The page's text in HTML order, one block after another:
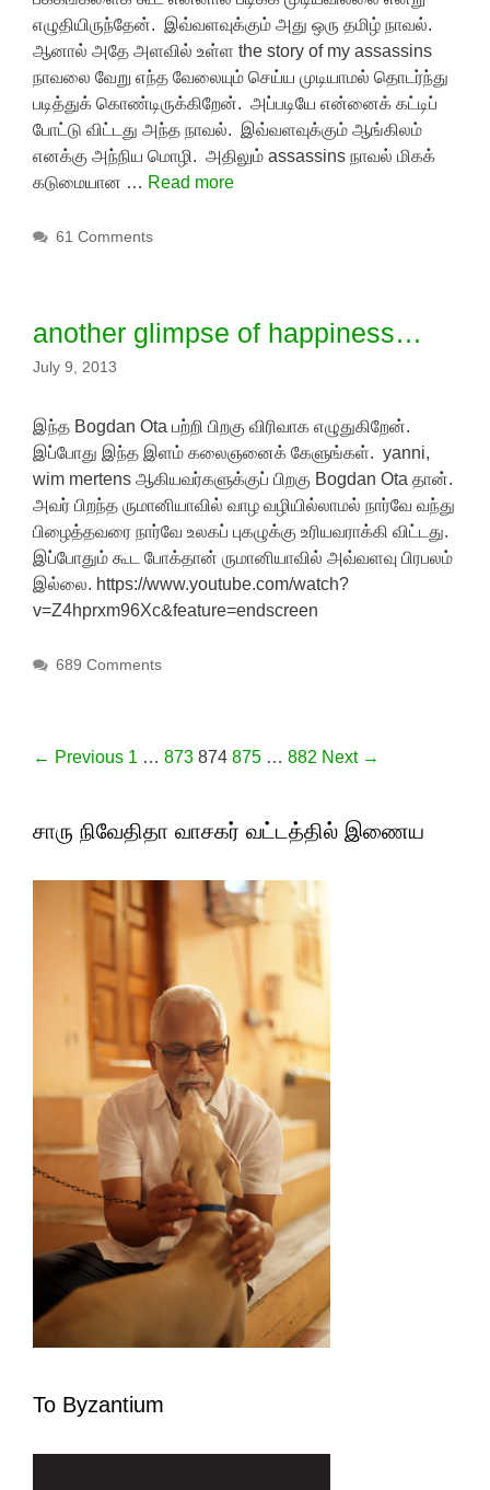
எழுதியிருந்தேன். இவ்வளவுக்கும் அது ஒரு தமிழ் நாவல்.
ஆனால் அதே அளவில் உள்ள the story of my assassins
நாவலை வேறு எந்த வேலையும் செய்ய முடியாமல் தொடர்ந்து
படித்துக் கொண்டிருக்கிறேன். அப்படியே என்னைக் கட்டிப்
போட்டு விட்டது அந்த நாவல். இவ்வளவுக்கும் ஆங்கிலம்
எனக்கு அந்நிய மொழி. அதிலும் assassins நாவல் மிகக்
கடுமையான … Read more
61 Comments
another glimpse of happiness…
July 9, 2013
இந்த Bogdan Ota பற்றி பிறகு விரிவாக எழுதுகிறேன்.
இப்போது இந்த இளம் கலைஞனைக் கேளுங்கள். yanni,
wim mertens ஆகியவர்களுக்குப் பிறகு Bogdan Ota தான்.
அவர் பிறந்த ருமானியாவில் வாழ வழியில்லாமல் நார்வே வந்து
பிழைத்தவரை நார்வே உலகப் புகழுக்கு உரியவராக்கி விட்டது.
இப்போதும் கூட போக்தான் ருமானியாவில் அவ்வளவு பிரபலம்
இல்லை. https://www.youtube.com/watch?
v=Z4hprxm96Xc&feature=endscreen
689 Comments
Post navigation
← Previous 1 … 873 874 875 … 882 Next →
சாரு நிவேதிதா வாசகர் வட்டத்தில் இணைய
To Byzantium